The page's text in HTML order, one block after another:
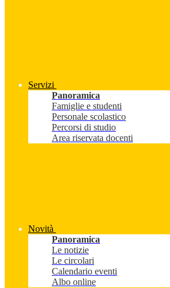
Servizi
Panoramica
Famiglie e studenti
Personale scolastico
Percorsi di studio
Area riservata docenti
Novità
Panoramica
Le notizie
Le circolari
Calendario eventi
Albo online